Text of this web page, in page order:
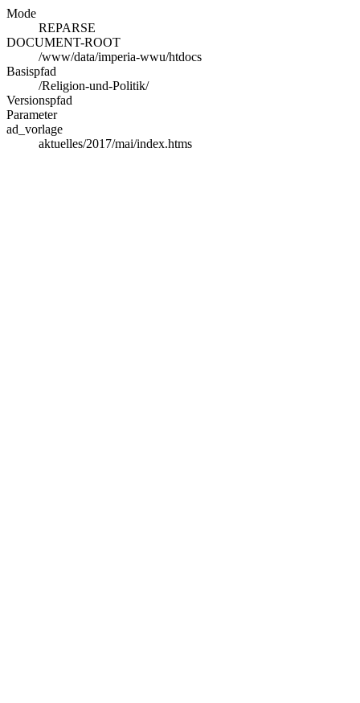
Mode
REPARSE
DOCUMENT-ROOT
/www/data/imperia-wwu/htdocs
Basispfad
/Religion-und-Politik/
Versionspfad
Parameter
ad_vorlage
aktuelles/2017/mai/index.htms